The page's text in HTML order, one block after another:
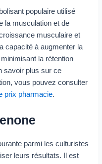
populaire utilisé
la musculation et de
musculaire et
capacité à augmenter la
la rétention
savoir plus sur ce
vous pouvez consulter
prix pharmacie.
parmi les culturistes
leurs résultats. Il est